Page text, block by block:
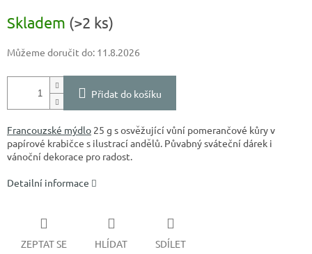
Skladem (>2 ks)
Můžeme doručit do: 11.8.2026
Přidat do košíku
Francouzské mýdlo 25 g s osvěžující vůní pomerančové kůry v
papírové krabičce s ilustrací andělů. Půvabný sváteční dárek i
vánoční dekorace pro radost.
Detailní informace
ZEPTAT SE HLÍDAT SDÍLET